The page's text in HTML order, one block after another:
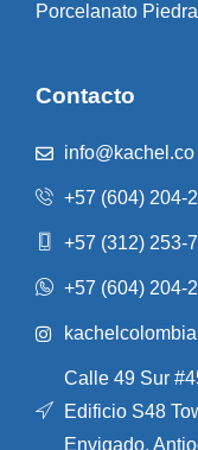
Porcelanato
Contacto
info@kachel.co
+57 (604) 204-
+57 (312) 253-
+57 (604) 204-
kachelcolombia
Calle 49 Sur
Edificio S48
Envigado,